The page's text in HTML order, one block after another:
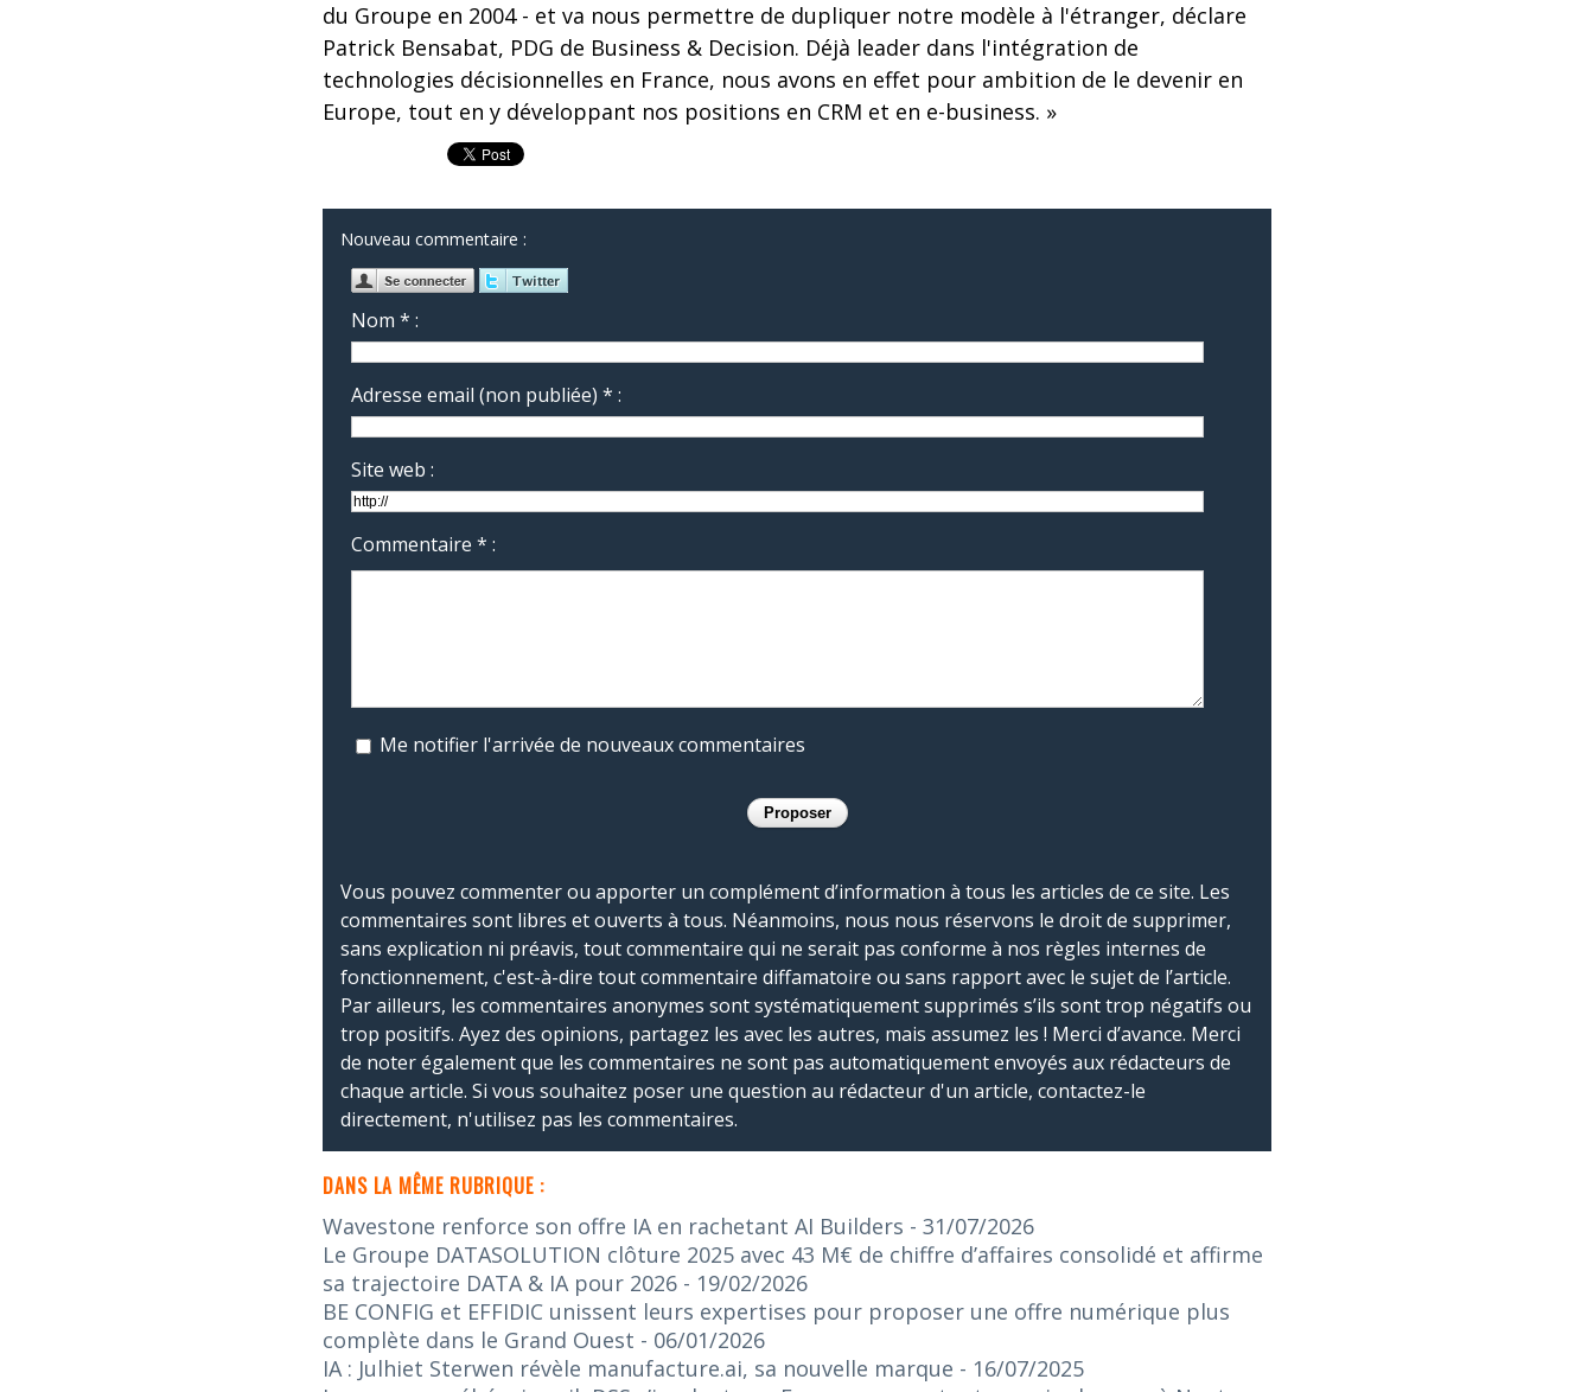
du Groupe en 2004 - et va nous permettre de dupliquer notre modèle à l'étranger, déclare
Patrick Bensabat, PDG de Business & Decision. Déjà leader dans l'intégration de
technologies décisionnelles en France, nous avons en effet pour ambition de le devenir en
Europe, tout en y développant nos positions en CRM et en e-business. »
Nouveau commentaire :
Nom * :
Adresse email (non publiée) * :
Site web :
Commentaire * :
Me notifier l'arrivée de nouveaux commentaires
Vous pouvez commenter ou apporter un complément d’information à tous les articles de ce site. Les
commentaires sont libres et ouverts à tous. Néanmoins, nous nous réservons le droit de supprimer,
sans explication ni préavis, tout commentaire qui ne serait pas conforme à nos règles internes de
fonctionnement, c'est-à-dire tout commentaire diffamatoire ou sans rapport avec le sujet de l’article.
Par ailleurs, les commentaires anonymes sont systématiquement supprimés s’ils sont trop négatifs ou
trop positifs. Ayez des opinions, partagez les avec les autres, mais assumez les ! Merci d’avance. Merci
de noter également que les commentaires ne sont pas automatiquement envoyés aux rédacteurs de
chaque article. Si vous souhaitez poser une question au rédacteur d'un article, contactez-le
directement, n'utilisez pas les commentaires.
DANS LA MÊME RUBRIQUE :
Wavestone renforce son offre IA en rachetant AI Builders - 31/07/2026
Le Groupe DATASOLUTION clôture 2025 avec 43 M€ de chiffre d’affaires consolidé et affirme
sa trajectoire DATA & IA pour 2026 - 19/02/2026
BE CONFIG et EFFIDIC unissent leurs expertises pour proposer une offre numérique plus
complète dans le Grand Ouest - 06/01/2026
IA : Julhiet Sterwen révèle manufacture.ai, sa nouvelle marque - 16/07/2025